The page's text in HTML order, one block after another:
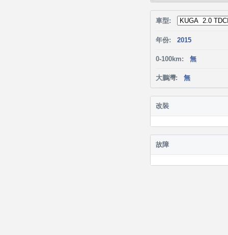
車型:
年份: 2015
0-100km: 無
大鵬灣: 無
改裝
故障